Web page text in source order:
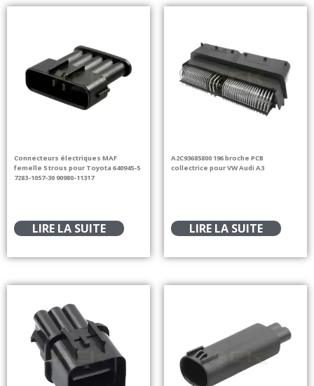
Connecteurs électriques MAF
femelle 5 trous pour Toyota 640945-5
7283-1057-30 90980-11317
LIRE LA SUITE
A2C93685800 196 broche PCB
collectrice pour VW Audi A3
LIRE LA SUITE